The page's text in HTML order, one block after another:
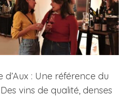
d’Aux : Une référence du
vins de qualité, denses